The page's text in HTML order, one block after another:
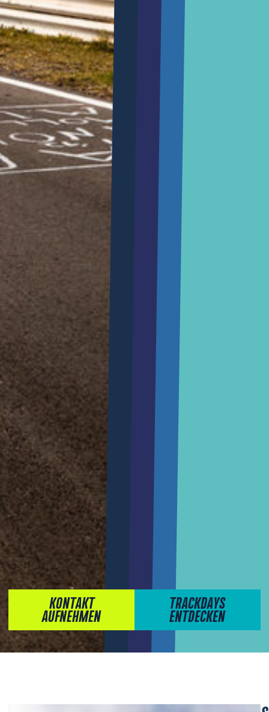
KONTAKT
AUFNEHMEN
TRACKDAYS
ENTDECKEN